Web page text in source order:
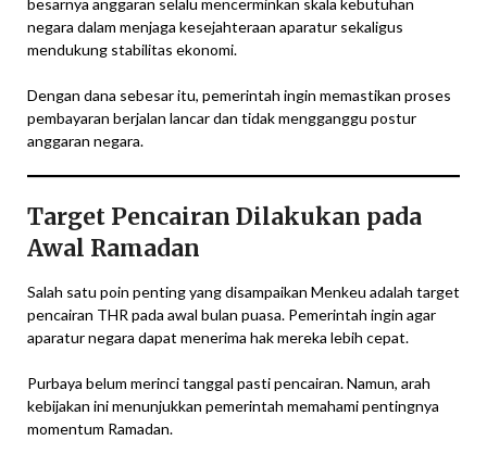
negara dalam menjaga kesejahteraan aparatur sekaligus
mendukung stabilitas ekonomi.
Dengan dana sebesar itu, pemerintah ingin memastikan proses
pembayaran berjalan lancar dan tidak mengganggu postur
anggaran negara.
Target Pencairan Dilakukan pada
Awal Ramadan
Salah satu poin penting yang disampaikan Menkeu adalah target
pencairan THR pada awal bulan puasa. Pemerintah ingin agar
aparatur negara dapat menerima hak mereka lebih cepat.
Purbaya belum merinci tanggal pasti pencairan. Namun, arah
kebijakan ini menunjukkan pemerintah memahami pentingnya
momentum Ramadan.